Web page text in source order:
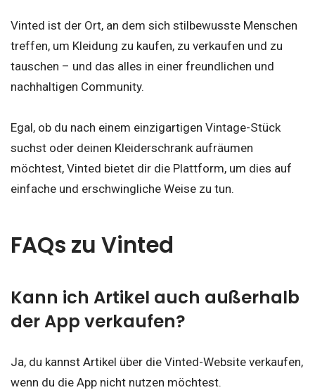
Vinted ist der Ort, an dem sich stilbewusste Menschen
treffen, um Kleidung zu kaufen, zu verkaufen und zu
tauschen – und das alles in einer freundlichen und
nachhaltigen Community.
Egal, ob du nach einem einzigartigen Vintage-Stück
suchst oder deinen Kleiderschrank aufräumen
möchtest, Vinted bietet dir die Plattform, um dies auf
einfache und erschwingliche Weise zu tun.
FAQs zu Vinted
Kann ich Artikel auch außerhalb
der App verkaufen?
Ja, du kannst Artikel über die Vinted-Website verkaufen,
wenn du die App nicht nutzen möchtest.